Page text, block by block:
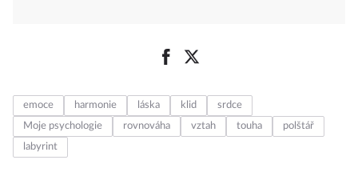
emoce harmonie láska klid
srdce
Moje psychologie
rovnováha vztah touha
polštář
labyrint